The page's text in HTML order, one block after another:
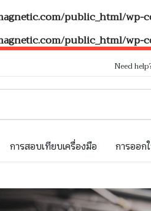
public_html/
public_html/
Need
การสอบเทียบเครื่องมือ การออก